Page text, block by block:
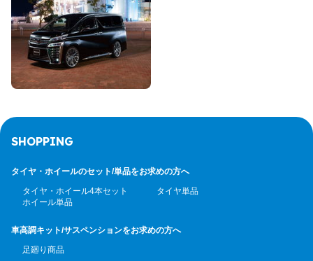
SHOPPING
タイヤ・ホイールのセット/単品をお求めの方へ
タイヤ・ホイール4本セット
タイヤ単品
ホイール単品
車高調キット/サスペンションをお求めの方へ
足廻り商品